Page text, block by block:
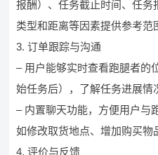
报酬）、任务截止时间、任
类型和距离等因素提供参考范
3. 订单跟踪与沟通
– 用户能够实时查看跑腿者的
始任务后），了解任务进展情
– 内置聊天功能，方便用户与
如修改取货地点、增加购买物
4. 评价与反馈